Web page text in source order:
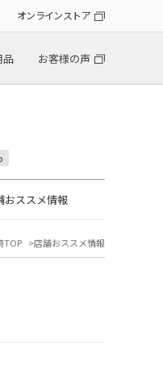
オンラインストア
品 お客様の声
おススメ情報
TOP 店舗おススメ情報